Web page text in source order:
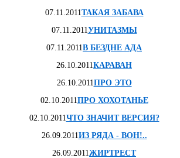
07.11.2011 ТАКАЯ ЗАБАВА
07.11.2011 УНИТАЗМЫ
07.11.2011 В БЕЗДНЕ АДА
26.10.2011 КАРАВАН
26.10.2011 ПРО ЭТО
02.10.2011 ПРО ХОХОТАНЬЕ
02.10.2011 ЧТО ЗНАЧИТ ВЕРСИЯ?
26.09.2011 ИЗ РЯДА - ВОН!..
26.09.2011 ЖИРТРЕСТ